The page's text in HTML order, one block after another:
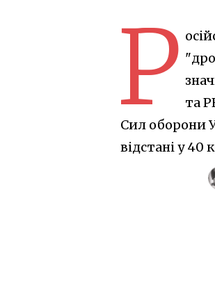
Р та
Сил оборони
відстані у 40